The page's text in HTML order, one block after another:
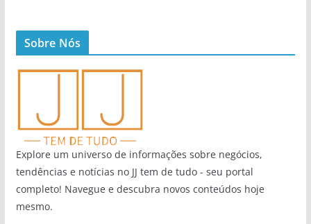
Sobre Nós
Explore um universo de informações sobre negócios,
tendências e notícias no JJ tem de tudo - seu portal
completo! Navegue e descubra novos conteúdos hoje
mesmo.